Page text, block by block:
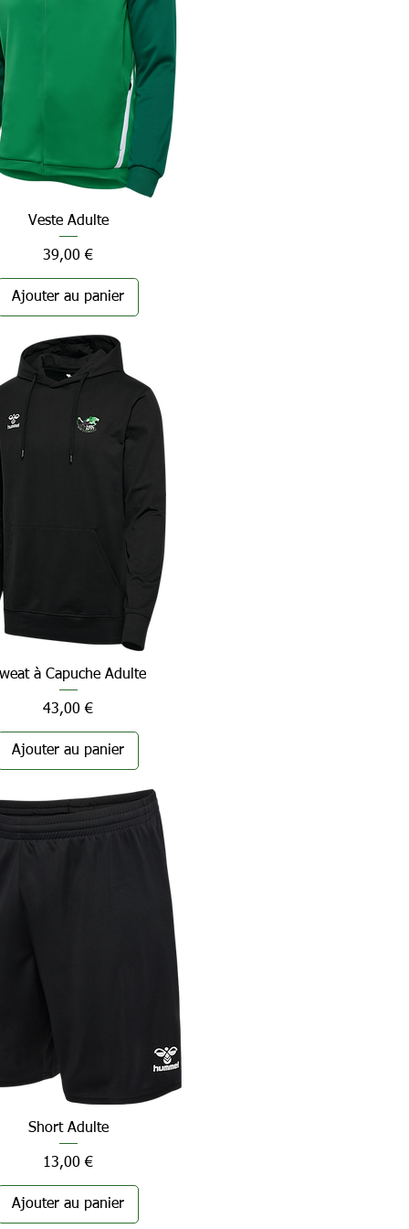
Aperçu rapide
Veste Adulte
Prix
39,00 €
Ajouter au panier
Aperçu rapide
à Capuche Adulte
Prix
43,00 €
Ajouter au panier
Aperçu rapide
Short Adulte
Prix
13,00 €
Ajouter au panier